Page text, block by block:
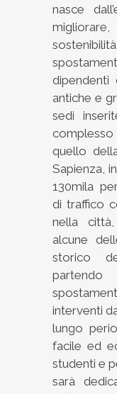
nasce
dipendenti
antiche e
sedi
quello
Sapienza,
130mila
di traffico
nella
alcune
storico
interventi
lungo
facile ed
studenti e
sarà